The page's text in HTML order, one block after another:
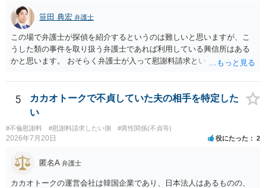
笹田 典宏 弁護士
この場で弁護士が探偵を紹介するというのは難しいと思いますが、こ
うした類の事件を取り扱う弁護士であれば利用している興信所はある
かと思います。 おそらく弁護士が入って慰謝料請求という流れになる
めします。
5
カカオトークで不貞していた夫の相手を特定した
い
#不倫慰謝料 #慰謝料請求したい側 #異性関係(不貞等)
2026年7月20日 役にたった 2
匿名A 弁護士
カカオトークの運営会社は韓国企業であり、日本法人はあるものの、